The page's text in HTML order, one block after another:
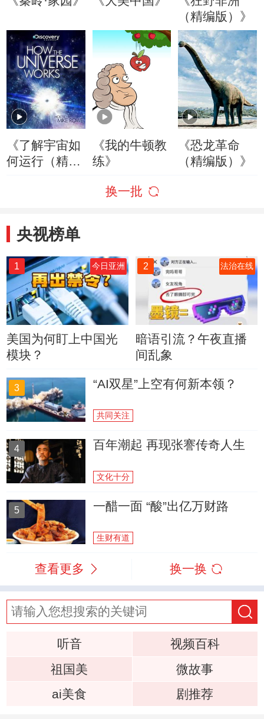
（精编版）》
《了解宇宙如
何运行（精编
《我的牛顿教
练》
《恐龙革命
（精编版）》
换一批
央视榜单
1 今日亚洲
美国为何盯上中国光
模块？
2 法治在线
暗语引流？午夜直播
间乱象
3 “AI双星”上空有何新本领？
共同关注
4 百年潮起 再现张謇传奇人生
文化十分
5 一醋一面 “酸”出亿万财路
生财有道
查看更多 换一换
听音
视频百科
祖国美
微故事
ai美食
剧推荐